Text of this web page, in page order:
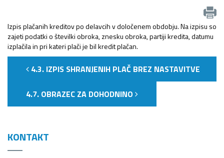
Izpis plačanih kreditov po delavcih v določenem obdobju. Na izpisu so
zajeti podatki o številki obroka, znesku obroka, partiji kredita, datumu
izplačila in pri kateri plači je bil kredit plačan.
4.3. IZPIS SHRANJENIH PLAČ BREZ NASTAVITVE
4.7. OBRAZEC ZA DOHODNINO
KONTAKT